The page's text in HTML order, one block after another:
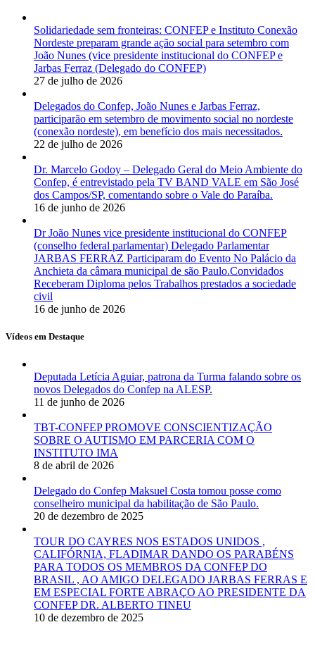
Solidariedade sem fronteiras: CONFEP e Instituto Conexão
Nordeste preparam grande ação social para setembro com
João Nunes (vice presidente institucional do CONFEP e
Jarbas Ferraz (Delegado do CONFEP)
27 de julho de 2026
Delegados do Confep, João Nunes e Jarbas Ferraz,
participarão em setembro de movimento social no nordeste
(conexão nordeste), em benefício dos mais necessitados.
22 de julho de 2026
Dr. Marcelo Godoy – Delegado Geral do Meio Ambiente do
Confep, é entrevistado pela TV BAND VALE em São José
dos Campos/SP, comentando sobre o Vale do Paraíba.
16 de junho de 2026
Dr João Nunes vice presidente institucional do CONFEP
(conselho federal parlamentar) Delegado Parlamentar
JARBAS FERRAZ Participaram do Evento No Palácio da
Anchieta da câmara municipal de são Paulo.Convidados
Receberam Diploma pelos Trabalhos prestados a sociedade
civil
16 de junho de 2026
Vídeos em Destaque
Deputada Letícia Aguiar, patrona da Turma falando sobre os
novos Delegados do Confep na ALESP.
11 de junho de 2026
TBT-CONFEP PROMOVE CONSCIENTIZAÇÃO
SOBRE O AUTISMO EM PARCERIA COM O
INSTITUTO IMA
8 de abril de 2026
Delegado do Confep Maksuel Costa tomou posse como
conselheiro municipal da habilitação de São Paulo.
20 de dezembro de 2025
TOUR DO CAYRES NOS ESTADOS UNIDOS ,
CALIFÓRNIA, FLADIMAR DANDO OS PARABÉNS
PARA TODOS OS MEMBROS DA CONFEP DO
BRASIL , AO AMIGO DELEGADO JARBAS FERRAS E
EM ESPECIAL FORTE ABRAÇO AO PRESIDENTE DA
CONFEP DR. ALBERTO TINEU
10 de dezembro de 2025